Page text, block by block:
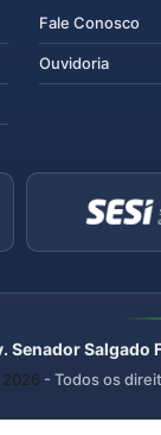
Fale Conosco
Ouvidoria
Senador
2026 - Todos os